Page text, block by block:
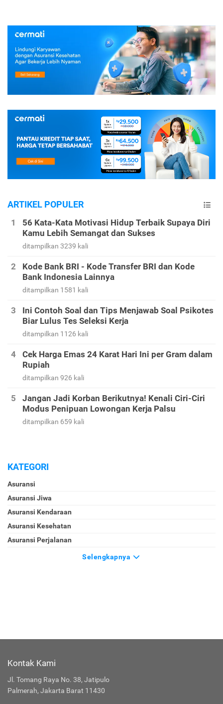
ARTIKEL POPULER
56 Kata-Kata Motivasi Hidup Terbaik Supaya Diri
Kamu Lebih Semangat dan Sukses
ditampilkan 3239 kali
Kode Bank BRI - Kode Transfer BRI dan Kode
Bank Indonesia Lainnya
ditampilkan 1581 kali
Ini Contoh Soal dan Tips Menjawab Soal Psikotes
Biar Lulus Tes Seleksi Kerja
ditampilkan 1126 kali
Cek Harga Emas 24 Karat Hari Ini per Gram dalam
Rupiah
ditampilkan 926 kali
Jangan Jadi Korban Berikutnya! Kenali Ciri-Ciri
Modus Penipuan Lowongan Kerja Palsu
ditampilkan 659 kali
KATEGORI
Asuransi
Asuransi Jiwa
Asuransi Kendaraan
Asuransi Kesehatan
Asuransi Perjalanan
Selengkapnya
Kontak Kami
Jl. Tomang Raya No. 38, Jatipulo
Palmerah, Jakarta Barat 11430